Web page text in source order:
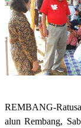
REMBANG-
alun Rembang,